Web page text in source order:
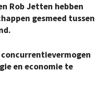
Rob Jetten hebben
gesmeed tussen
en economie te